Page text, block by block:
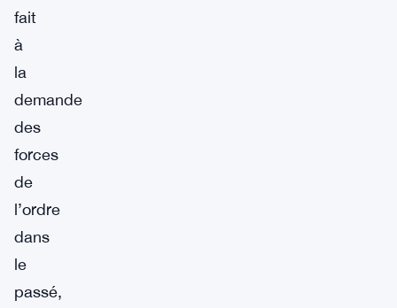
fait
à
la
demande
des
forces
de
l’ordre
dans
le
passé,